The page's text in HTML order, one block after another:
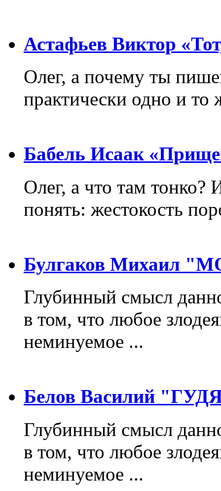
Астафьев Виктор
Олег, а почему ты
практически одно и то
Бабель Исаак
Олег, а что там тонко?
понять: жестокость
Булгаков Михаил
Глубинный смысл
в том, что любое
неминуемое ...
Белов Василий
Глубинный смысл
в том, что любое
неминуемое ...